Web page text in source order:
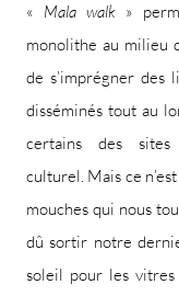
« Mala walk»
monolithe au milieu
de s’imprégner des
disséminés tout au
certains des
culturel. Mais ce
mouches qui nous
dû sortir notre
soleil pour les